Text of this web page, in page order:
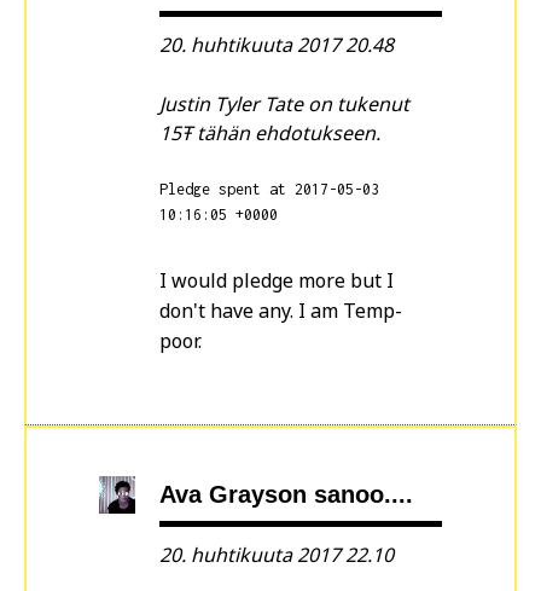
20. huhtikuuta 2017 20.48
Justin Tyler Tate on tukenut
15Ŧ tähän ehdotukseen.
Pledge spent at 2017-05-03
10:16:05 +0000
I would pledge more but I
don't have any. I am Temp-
poor.
Ava Grayson sanoo....
20. huhtikuuta 2017 22.10